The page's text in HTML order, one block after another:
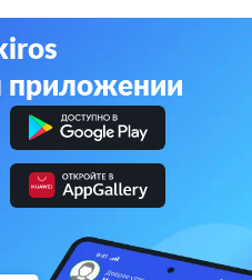
в мобильном приложении